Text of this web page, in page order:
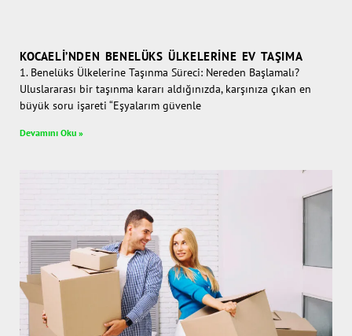
KOCAELI’NDEN BENELÜKS ÜLKELERINE EV TAŞIMA
1. Benelüks Ülkelerine Taşınma Süreci: Nereden Başlamalı?
Uluslararası bir taşınma kararı aldığınızda, karşınıza çıkan en
büyük soru işareti “Eşyalarım güvenle
Devamını Oku »